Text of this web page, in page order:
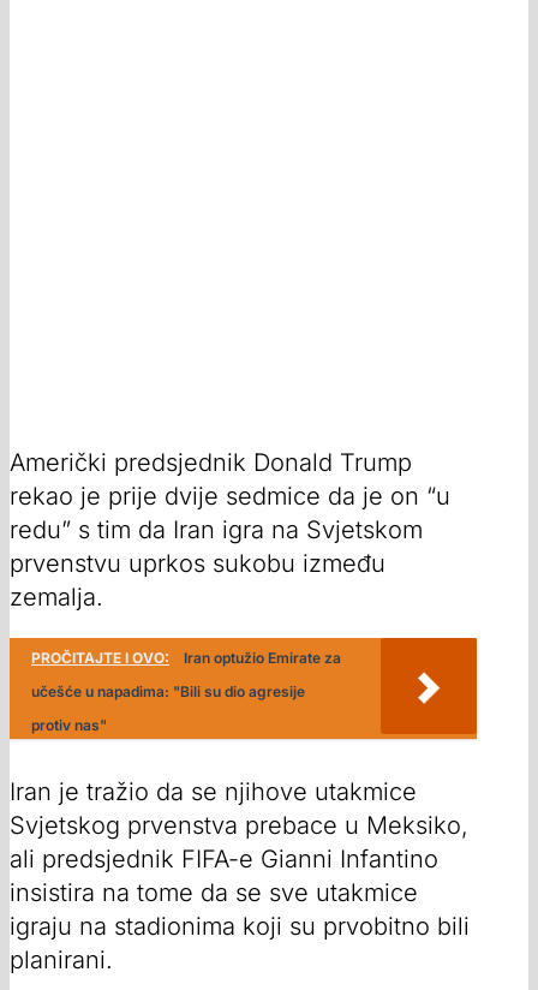
Američki predsjednik Donald Trump
rekao je prije dvije sedmice da je on “u
redu” s tim da Iran igra na Svjetskom
prvenstvu uprkos sukobu između
zemalja.
PROČITAJTE I OVO:
Iran optužio Emirate za
učešće u napadima: "Bili su dio agresije
protiv nas"
Iran je tražio da se njihove utakmice
Svjetskog prvenstva prebace u Meksiko,
ali predsjednik FIFA-e Gianni Infantino
insistira na tome da se sve utakmice
igraju na stadionima koji su prvobitno bili
planirani.